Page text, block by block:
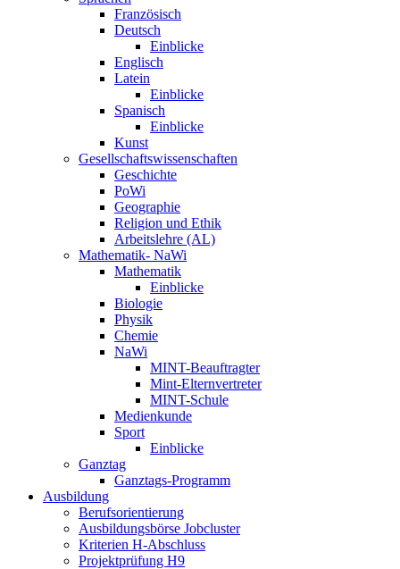
Französisch
Deutsch
Einblicke
Englisch
Latein
Einblicke
Spanisch
Einblicke
Kunst
Gesellschaftswissenschaften
Geschichte
PoWi
Geographie
Religion und Ethik
Arbeitslehre (AL)
Mathematik- NaWi
Mathematik
Einblicke
Biologie
Physik
Chemie
NaWi
MINT-Beauftragter
Mint-Elternvertreter
MINT-Schule
Medienkunde
Sport
Einblicke
Ganztag
Ganztags-Programm
Ausbildung
Berufsorientierung
Ausbildungsbörse Jobcluster
Kriterien H-Abschluss
Projektprüfung H9